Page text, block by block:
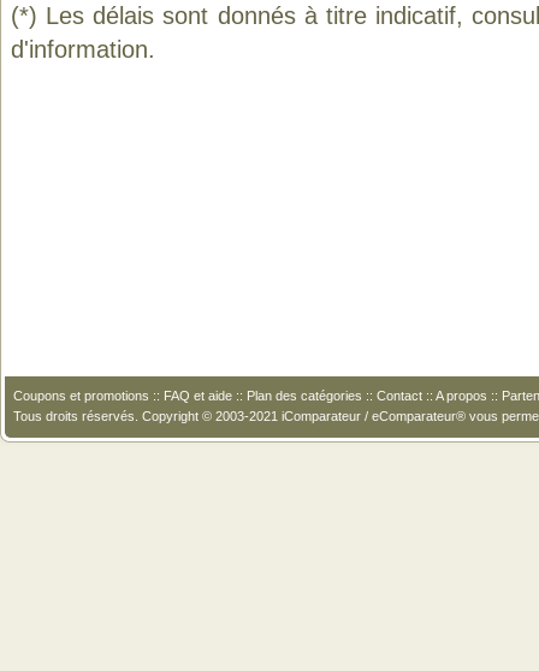
(*) Les délais sont donnés à titre indicatif,
d'information.
Coupons et promotions :: FAQ et aide :: Plan des catégories :: Contact :: A propos ::
Tous droits réservés. Copyright © 2003-2021 iComparateur / eComparateur® vous